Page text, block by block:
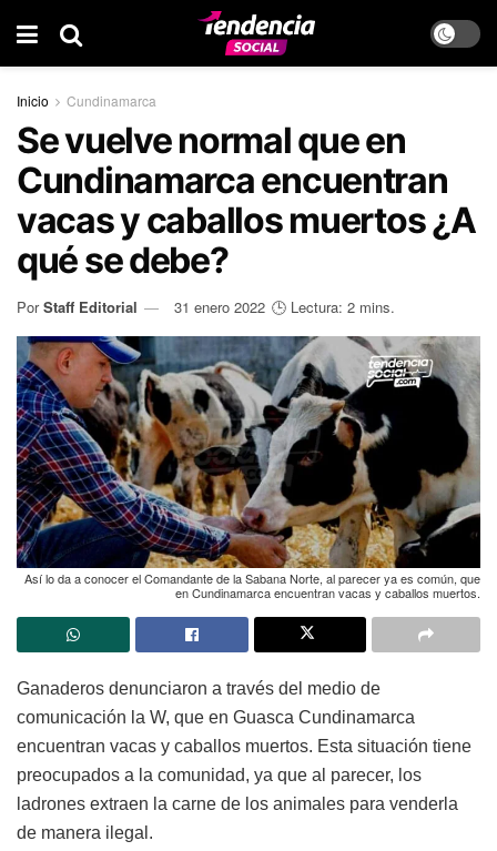
Inicio Cundinamarca
Se vuelve normal que en
Cundinamarca encuentran
vacas y caballos muertos ¿A
qué se debe?
Por Staff Editorial 31 enero 2022 🕒 Lectura: 2 mins.
Así lo da a conocer el Comandante de la Sabana Norte, al parecer ya es común, que
en Cundinamarca encuentran vacas y caballos muertos.
Ganaderos denunciaron a través del medio de
comunicación la W, que en Guasca Cundinamarca
encuentran vacas y caballos muertos. Esta situación tiene
preocupados a la comunidad, ya que al parecer, los
ladrones extraen la carne de los animales para venderla
de manera ilegal.